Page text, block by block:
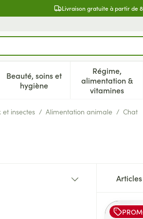
Livraison gratuite à partir de
Beauté, soins et
hygièneAfficher le sous-menu pour la
Régime,
alimentation &
vitamines
Afficher
insectes / Alimentation animale / Chat
Articles